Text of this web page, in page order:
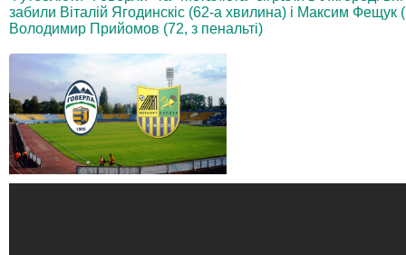
забили Віталій Ягодинскіс (62-а хвилина) і Максим Фещук
Володимир Прийомов (72, з пенальті)